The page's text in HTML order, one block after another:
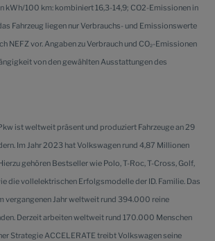
kWh/100 km: kombiniert 16,3-14,9; CO2-Emissionen in
Fahrzeug liegen nur Verbrauchs- und Emissionswerte
NEFZ vor. Angaben zu Verbrauch und CO₂-Emissionen
von den gewählten Ausstattungen des
ist weltweit präsent und produziert Fahrzeuge an 29
Im Jahr 2023 hat Volkswagen rund 4,87 Millionen
gehören Bestseller wie Polo, T-Roc, T-Cross, Golf,
die vollelektrischen Erfolgsmodelle der ID. Familie. Das
vergangenen Jahr weltweit rund 394.000 reine
Derzeit arbeiten weltweit rund 170.000 Menschen
Strategie ACCELERATE treibt Volkswagen seine